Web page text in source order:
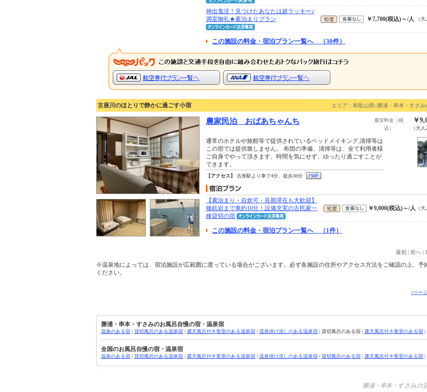
神出鬼没！見つけたあなたは超ラッキー♪
満室御礼★素泊まりプラン
￥7,700(税込)～/人 （
この施設の料金・宿泊プラン一覧へ （30件）
古座川のほとりで静かに過ごす小宿 エリア：和歌山県>勝浦・串本・すさみ
農家民泊 おばあちゃんち
最安料金（税
込）
￥
（大
通常のホテルや旅館等で提供されているベッドメイキング,清掃等は
この宿では提供致しません。 布団の準備、清掃等は、全て利用者様
ご自身でやって頂きます。時間を気にせず、ゆったり過ごすことが
できます。
【アクセス】 古座駅より車で4分、徒歩30分
【素泊まり・自炊可・長期滞在も大歓迎】
橋杭岩まで車約10分！設備充実の古民家一
棟貸切の宿
￥9,000(税込)～/人 （
この施設の料金・宿泊プラン一覧へ （1件）
最初 | 前へ | 1
※温泉地によっては、宿泊施設が広範囲に渡っている場合がございます。必ず各施設の住所やアクセス方法をご確認の上、予
ください。
↑ペー
勝浦・串本・すさみのお風呂自慢の宿・温泉宿
温泉のある宿 | 貸切風呂のある温泉宿 | 露天風呂付き客室のある温泉宿 | 温泉掛け流しのある温泉宿 | 貸切風呂のある宿 | 露天風呂付き客室のある宿 |
全国のお風呂自慢の宿・温泉宿
温泉のある宿 | 貸切風呂のある温泉宿 | 露天風呂付き客室のある温泉宿 | 温泉掛け流しのある温泉宿 | 貸切風呂のある宿 | 露天風呂付き客室のある宿 |
勝浦・串本・すさみの